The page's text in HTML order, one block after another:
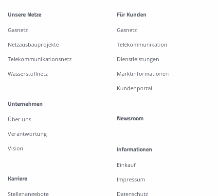
Weitere Informationen
Unsere Netze
Gasnetz
Netzausbauprojekte
Telekommunikationsnetz
Wasserstoffnetz
Für Kunden
Gasnetz
Telekommunikation
Dienstleistungen
Marktinformationen
Kundenportal
Unternehmen
Über uns
Verantwortung
Vision
Karriere
Stellenangebote
Newsroom
Informationen
Einkauf
Impressum
Datenschutz